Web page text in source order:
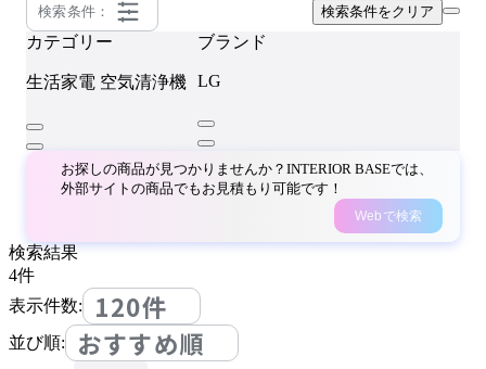
検索条件： 検索条件をクリア
カテゴリー
生活家電 空気清浄機
ブランド
LG
お探しの商品が見つかりませんか？INTERIOR BASEでは、
外部サイトの商品でもお見積もり可能です！
Webで検索
検索結果
4件
表示件数:
120件
並び順: おすすめ順